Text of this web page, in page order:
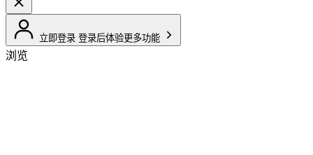
立即登录 登录后体验更多功能
浏览